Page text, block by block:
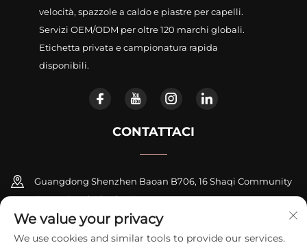
velocità, spazzole a caldo e piastre per capelli.
Servizi OEM/ODM per oltre 120 marchi globali.
Etichetta privata e campionatura rapida
disponibili.
CONTATTACI
Guangdong Shenzhen Baoan B706, 16 Shaqi Community
Centre Road, Xinqiao Street
+86-18948311339
We value your privacy
We use cookies and similar tools to provide our services.